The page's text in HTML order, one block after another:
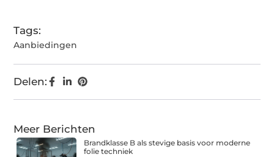
Tags:
Aanbiedingen
Delen:
Meer Berichten
Brandklasse B als stevige basis voor moderne
folie techniek